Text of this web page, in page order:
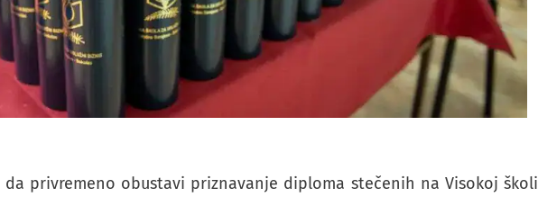
da privremeno obustavi priznavanje diploma stečenih na Visokoj školi